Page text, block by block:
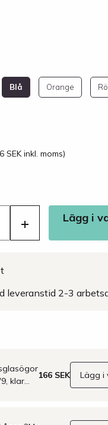
Blå Orange
SEK inkl. moms)
+ Lägg i
leveranstid 2-3
166 SEK Lägg i